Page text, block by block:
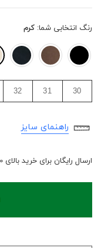
رنگ انتخابی شما: کرم
30
31
32
راهنمای سایز
ارسال رایگان برای خرید بالای 5,000,000 تومان